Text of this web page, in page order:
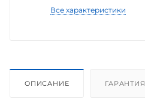
Все характеристики
ОПИСАНИЕ ГАРАНТИЯ